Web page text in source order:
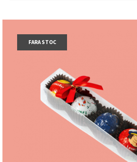
FARA STOC